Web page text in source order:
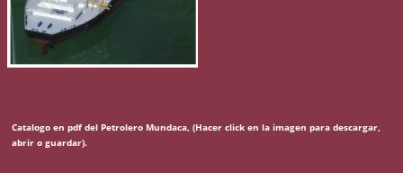
Catalogo en pdf del Petrolero Mundaca, (Hacer click en la imagen para descargar,
abrir o guardar).